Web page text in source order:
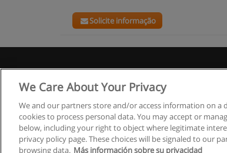
Solicite informação
We Care About Your Privacy
We and our partners store and/or access information on a
cookies to process personal data. You may accept or
below, including your right to object where legitimate
privacy policy page. These choices will be signaled to our
browsing data. Más información sobre su privacidad